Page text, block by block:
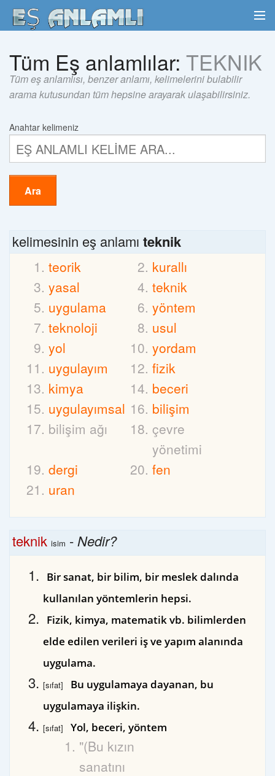
Tüm Eş anlamlılar: TEKNIK
Tüm eş anlamlısı, benzer anlamı, kelimelerini bulabilir
arama kutusundan tüm hepsine arayarak ulaşabilirsiniz.
Anahtar kelimeniz
Ara
kelimesinin eş anlamı teknik
teorik
kurallı
yasal
teknik
uygulama
yöntem
teknoloji
usul
yol
yordam
uygulayım
fizik
kimya
beceri
uygulayımsal
bilişim
bilişim ağı
çevre
yönetimi
dergi
fen
uran
teknik isim -Nedir?
Bir sanat, bir bilim, bir meslek dalında
kullanılan yöntemlerin hepsi.
Fizik, kimya, matematik vb. bilimlerden
elde edilen verileri iş ve yapım alanında
uygulama.
[sıfat]
Bu uygulamaya dayanan, bu
uygulamaya ilişkin.
[sıfat] Yol, beceri, yöntem
"(Bu kızın
sanatını